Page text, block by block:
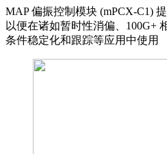
MAP 偏振控制模块 (mPCX-C1)
以便在诸如暂时性消偏、100G+
条件稳定化和跟踪等应用中使用